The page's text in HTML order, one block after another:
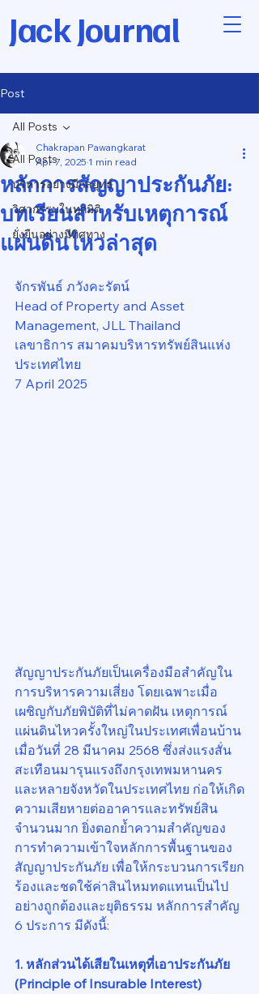
Jack Journal
Post
All Posts
บริหารอย่างมีกลยุทธ์
วิศวกรรมในทุกมิติ
ยั่งยืนอย่างมีทิศทาง
All Posts
หลักการสัญญาประกันภัย:
บทเรียนสำหรับเหตุการณ์
แผ่นดินไหวล่าสุด
Chakrapan Pawangkarat
Apr 7, 2025 1 min read
จักรพันธ์ ภวังคะรัตน์
Head of Property and Asset
Management, JLL Thailand
เลขาธิการ สมาคมบริหารทรัพย์สินแห่ง
ประเทศไทย
7 April 2025
สัญญาประกันภัยเป็นเครื่องมือสำคัญใน
การบริหารความเสี่ยง โดยเฉพาะเมื่อ
เผชิญกับภัยพิบัติที่ไม่คาดฝัน เหตุการณ์
แผ่นดินไหวครั้งใหญ่ในประเทศเพื่อนบ้าน
เมื่อวันที่ 28 มีนาคม 2568 ซึ่งส่งแรงสั่น
สะเทือนมารุนแรงถึงกรุงเทพมหานคร
และหลายจังหวัดในประเทศไทย ก่อให้เกิด
ความเสียหายต่ออาคารและทรัพย์สิน
จำนวนมาก ยิ่งตอกย้ำความสำคัญของ
การทำความเข้าใจหลักการพื้นฐานของ
สัญญาประกันภัย เพื่อให้กระบวนการเรียก
ร้องและชดใช้ค่าสินไหมทดแทนเป็นไป
อย่างถูกต้องและยุติธรรม หลักการสำคัญ
6 ประการ มีดังนี้:
1. หลักส่วนได้เสียในเหตุที่เอาประกันภัย
(Principle of Insurable Interest)